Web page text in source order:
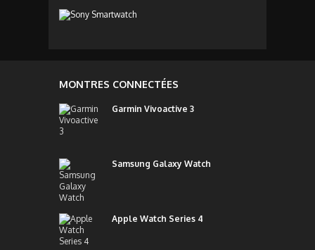
MONTRES CONNECTÉES
Garmin Vivoactive 3
Samsung Galaxy Watch
Apple Watch Series 4